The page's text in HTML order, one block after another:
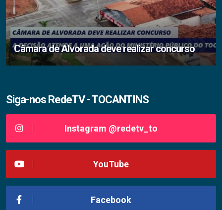
Câmara de Alvorada deve realizar concurso
Siga-nos RedeTV - TOCANTINS
Instagram @redetv_to
YouTube
Facebook